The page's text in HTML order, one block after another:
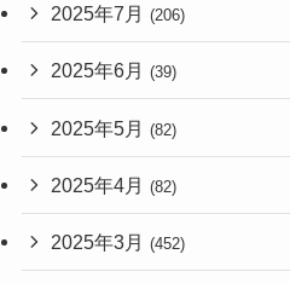
2025年7月 (206)
2025年6月 (39)
2025年5月 (82)
2025年4月 (82)
2025年3月 (452)